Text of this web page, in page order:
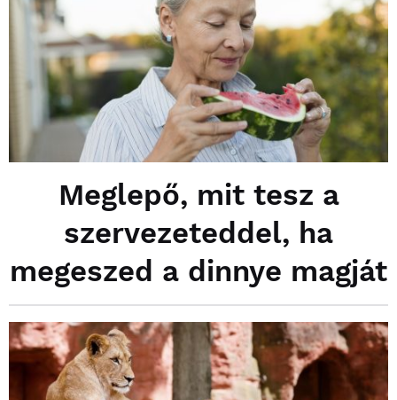
Meglepő, mit tesz a
szervezeteddel, ha
megeszed a dinnye magját